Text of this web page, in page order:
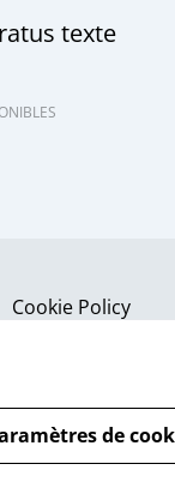
texte
Cookie Policy
de